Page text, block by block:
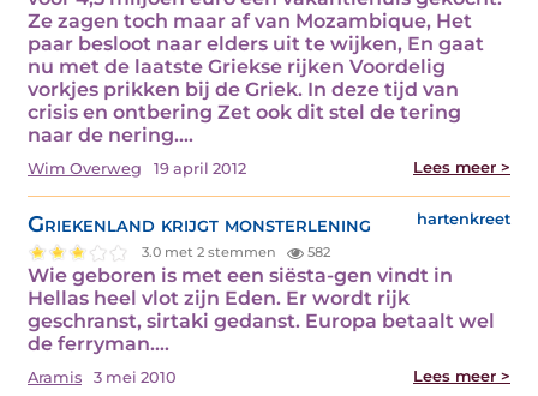
Ze zagen toch maar af van Mozambique, Het
paar besloot naar elders uit te wijken, En gaat
nu met de laatste Griekse rijken Voordelig
vorkjes prikken bij de Griek. In deze tijd van
crisis en ontbering Zet ook dit stel de tering
naar de nering.…
Wim Overweg 19 april 2012 Lees meer >
Griekenland krijgt monsterlening hartenkreet
3.0 met 2 stemmen 582
Wie geboren is met een siësta-gen vindt in
Hellas heel vlot zijn Eden. Er wordt rijk
geschranst, sirtaki gedanst. Europa betaalt wel
de ferryman.…
Aramis 3 mei 2010 Lees meer >